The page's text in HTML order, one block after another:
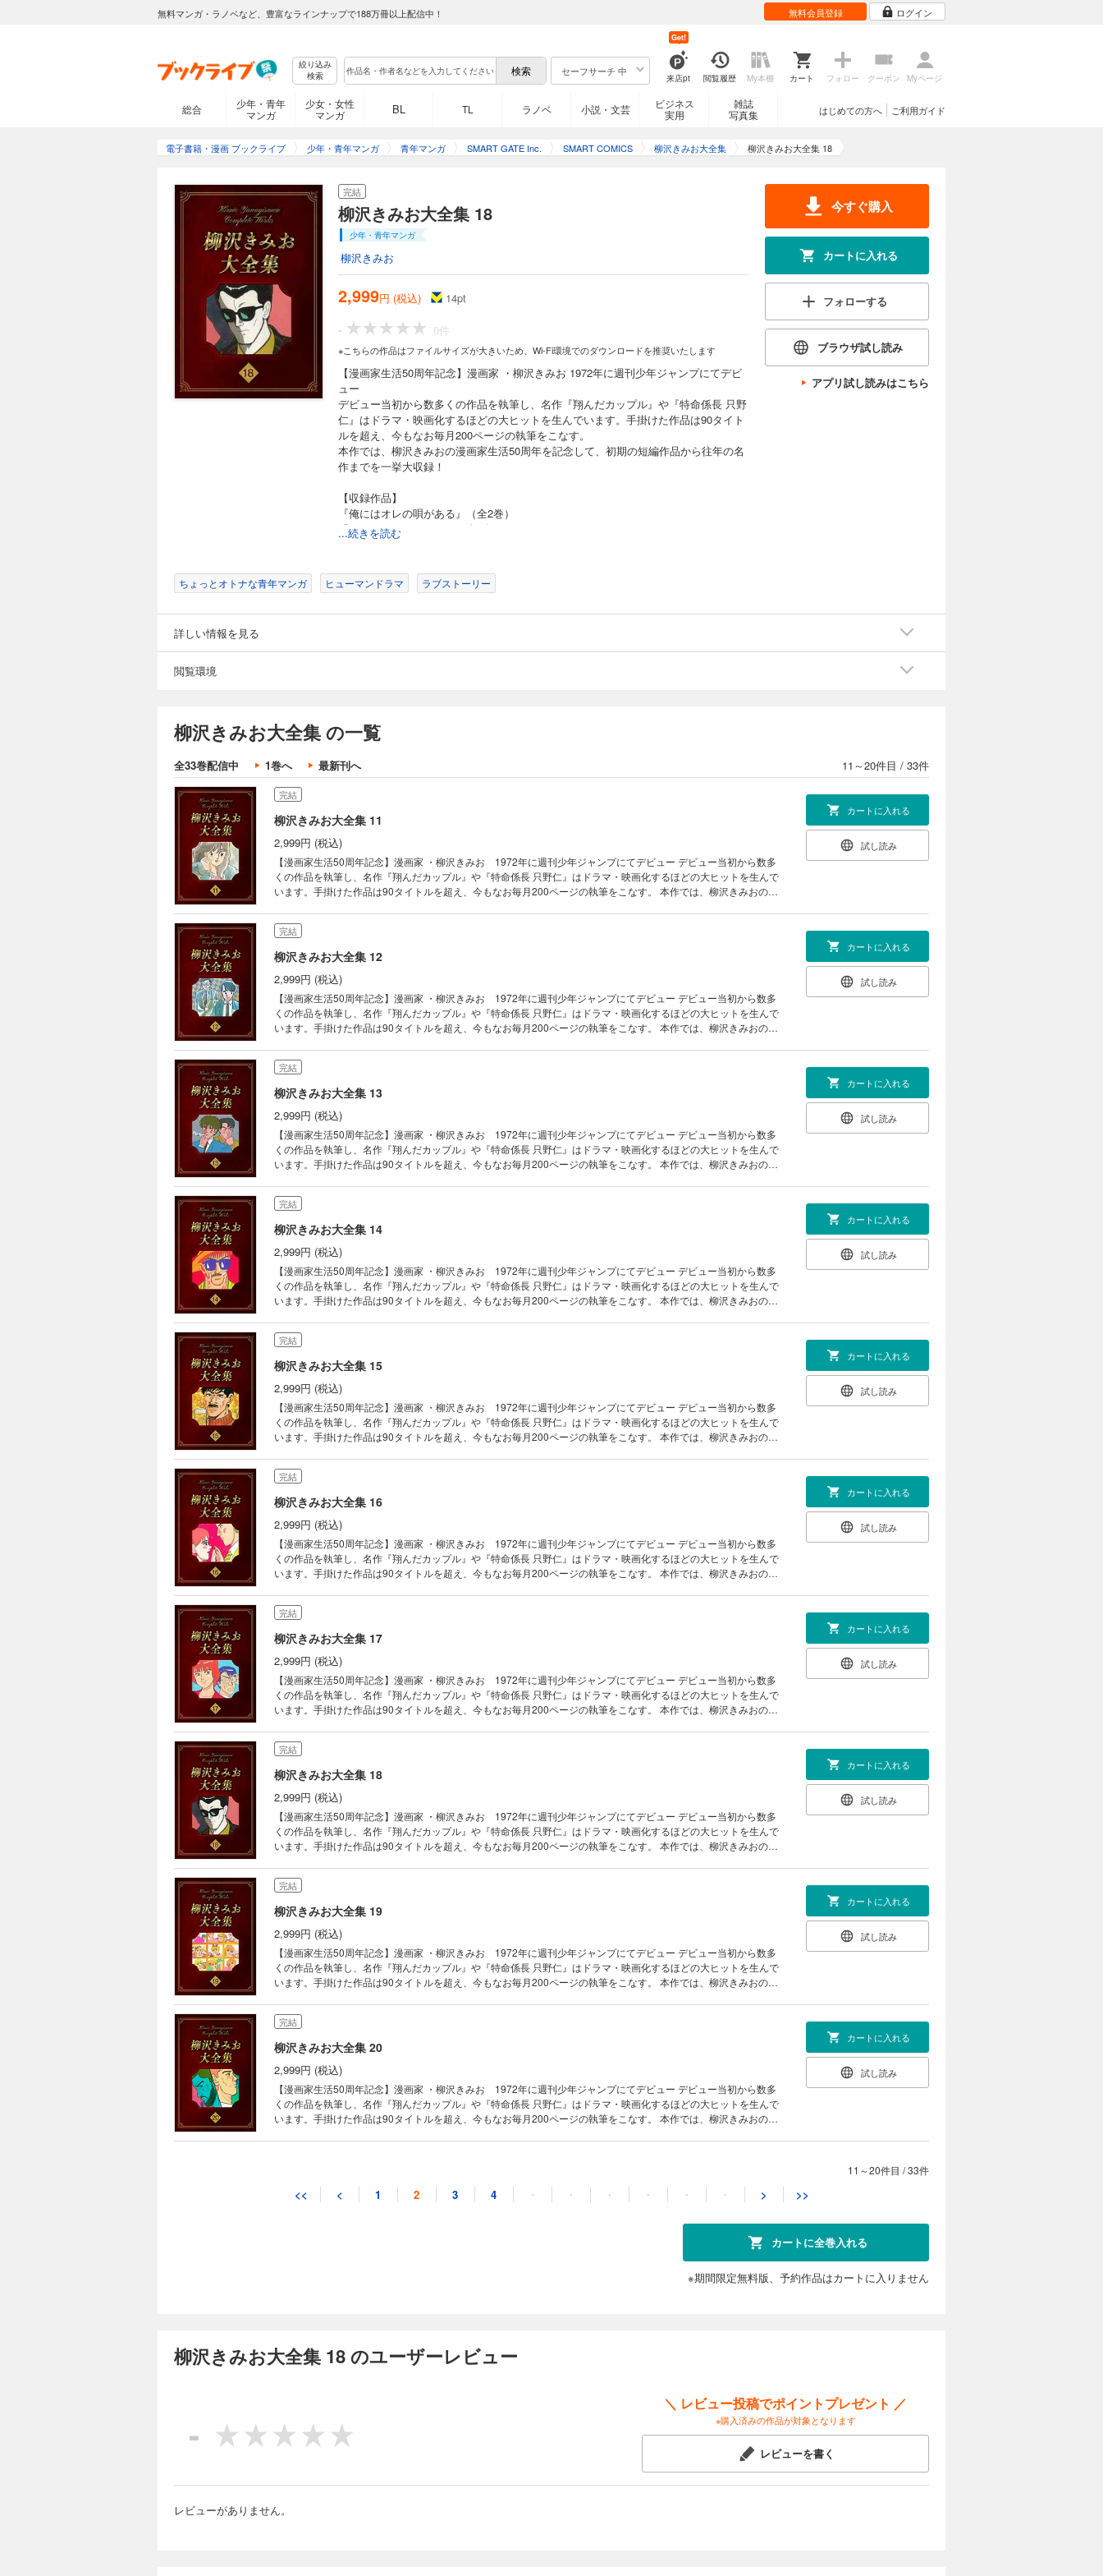
無料マンガ・ラノベなど、豊富なラインナップで188万冊以上配信中！ 無料会員登録 ログイン
絞り込み
検索
セーフサーチ 中
来店pt
Get!
閲覧履歴 My本棚 カート フォロー クーポン Myページ
総合
少年・青年
マンガ
少女・女性
マンガ
BL TL ラノベ 小説・文芸
ビジネス
実用
雑誌
写真集
ご利用ガイド
はじめての方へ
電子書籍・漫画 ブックライブ 少年・青年マンガ 青年マンガ SMART GATE Inc. SMART COMICS 柳沢きみお大全集 柳沢きみお大全集 18
完結
柳沢きみお大全集 18
少年・青年マンガ
柳沢きみお
2,999円 (税込) 14pt
- 0件
※こちらの作品はファイルサイズが大きいため、Wi-Fi環境でのダウンロードを推奨いたします
【漫画家生活50周年記念】漫画家 ・柳沢きみお 1972年に週刊少年ジャンプにてデビ
ュー
デビュー当初から数多くの作品を執筆し、名作『翔んだカップル』や『特命係長 只野
仁』はドラマ・映画化するほどの大ヒットを生んでいます。手掛けた作品は90タイト
ルを超え、今もなお毎月200ページの執筆をこなす。
本作では、柳沢きみおの漫画家生活50周年を記念して、初期の短編作品から往年の名
作までを一挙大収録！
【収録作品】
『俺にはオレの唄がある』（全2巻）
『ふしだらなフェイス』（全5巻）
『おいしい水』（全8巻）
...続きを読む
今すぐ購入
カートに入れる
フォローする
ブラウザ試し読み
アプリ試し読みはこちら
ちょっとオトナな青年マンガ ヒューマンドラマ ラブストーリー
詳しい情報を見る
閲覧環境
柳沢きみお大全集 の一覧
全33巻配信中 1巻へ 最新刊へ 11～20件目 / 33件
2,999円 (税込)
【漫画家生活50周年記念】漫画家 ・柳沢きみお 1972年に週刊少年ジャンプにてデビュー デビュー当初から数多
くの作品を執筆し、名作『翔んだカップル』や『特命係長 只野仁』はドラマ・映画化するほどの大ヒットを生んで
います。手掛けた作品は90タイトルを超え、今もなお毎月200ページの執筆をこなす。 本作では、柳沢きみおの漫
画家生活50周年を記念して、初期の短編作品から往年の名作までを一挙大収録！ 【収録作品】 『翔んだカップ
ル』（1～9巻） 『青春ときめきシリーズ』（1～4巻） 『スターズ』（全2巻）
完結
2,999円 (税込)
くの作品を執筆し、名作『翔んだカップル』や『特命係長 只野仁』はドラマ・映画化するほどの大ヒットを生んで
います。手掛けた作品は90タイトルを超え、今もなお毎月200ページの執筆をこなす。 本作では、柳沢きみおの漫
画家生活50周年を記念して、初期の短編作品から往年の名作までを一挙大収録！ 【収録作品】 『翔んだカップ
ル』（10～15巻） 『Good Girl』（全9巻）
完結
柳沢きみお大全集 7
2,999円 (税込)
【漫画家生活50周年記念】漫画家 ・柳沢きみお 1972年に週刊少年ジャンプにてデビュー デビュー当初から数多
くの作品を執筆し、名作『翔んだカップル』や『特命係長 只野仁』はドラマ・映画化するほどの大ヒットを生んで
います。手掛けた作品は90タイトルを超え、今もなお毎月200ページの執筆をこなす。 本作では、柳沢きみおの漫
画家生活50周年を記念して、初期の短編作品から往年の名作までを一挙大収録！ 【収録作品】 『新 翔んだカップ
ル』（全4巻） 『続 翔んだカップル』（全7巻） 『原宿天鵞絨館』（全1巻） 『羽なしティンカーベル』（全3巻）
カートに入れる
試し読み
完結
柳沢きみお大全集 8
2,999円 (税込)
【漫画家生活50周年記念】漫画家 ・柳沢きみお 1972年に週刊少年ジャンプにてデビュー デビュー当初から数多
くの作品を執筆し、名作『翔んだカップル』や『特命係長 只野仁』はドラマ・映画化するほどの大ヒットを生んで
画家生活50周年を記念して、初期の短編作品から往年の名作までを一挙大収録！ 【収録作品】 『翔んだカップル
21』（全5巻） 『あ！Myみかん』（全3巻）
2,999円 (税込)
【漫画家生活50周年記念】漫画家 ・柳沢きみお 1972年に週刊少年ジャンプにてデビュー デビュー当初から数多
います。手掛けた作品は90タイトルを超え、今もなお毎月200ページの執筆をこなす。 本作では、柳沢きみおの漫
【漫画家生活50周年記念】漫画家 ・柳沢きみお 1972年に週刊少年ジャンプにてデビュー デビュー当初から数多
くの作品を執筆し、名作『翔んだカップル』や『特命係長 只野仁』はドラマ・映画化するほどの大ヒットを生んで
画家生活50周年を記念して、初期の短編作品から往年の名作までを一挙大収録！ 【収録作品】 『朱に赤』（全5
巻） 『青き炎』（全6巻） 『GYM』（全2巻） 『烈拳(GYM part2)』（全2巻）
カートに入れる
完結
柳沢きみお大全集 11
2,999円 (税込)
【漫画家生活50周年記念】漫画家 ・柳沢きみお 1972年に週刊少年ジャンプにてデビュー デビュー当初から数多
くの作品を執筆し、名作『翔んだカップル』や『特命係長 只野仁』はドラマ・映画化するほどの大ヒットを生んで
います。手掛けた作品は90タイトルを超え、今もなお毎月200ページの執筆をこなす。 本作では、柳沢きみおの漫
『Ｂのアルバム』（全2巻） 『色男色女』（全2巻）
カートに入れる
試し読み
完結
柳沢きみお大全集 12
2,999円 (税込)
【漫画家生活50周年記念】漫画家 ・柳沢きみお 1972年に週刊少年ジャンプにてデビュー デビュー当初から数多
くの作品を執筆し、名作『翔んだカップル』や『特命係長 只野仁』はドラマ・映画化するほどの大ヒットを生んで
います。手掛けた作品は90タイトルを超え、今もなお毎月200ページの執筆をこなす。 本作では、柳沢きみおの漫
ション』（全7巻） 『東京BJ』（全6巻） 『ハレム参宮橋』（全1巻） 『東京千夜一夜』（全2巻）
カートに入れる
試し読み
完結
柳沢きみお大全集 13
2,999円 (税込)
【漫画家生活50周年記念】漫画家 ・柳沢きみお 1972年に週刊少年ジャンプにてデビュー デビュー当初から数多
くの作品を執筆し、名作『翔んだカップル』や『特命係長 只野仁』はドラマ・映画化するほどの大ヒットを生んで
います。手掛けた作品は90タイトルを超え、今もなお毎月200ページの執筆をこなす。 本作では、柳沢きみおの漫
（全15巻）
カートに入れる
試し読み
完結
柳沢きみお大全集 14
2,999円 (税込)
【漫画家生活50周年記念】漫画家 ・柳沢きみお 1972年に週刊少年ジャンプにてデビュー デビュー当初から数多
くの作品を執筆し、名作『翔んだカップル』や『特命係長 只野仁』はドラマ・映画化するほどの大ヒットを生んで
います。手掛けた作品は90タイトルを超え、今もなお毎月200ページの執筆をこなす。 本作では、柳沢きみおの漫
巻） 『大市民 -番外編-』（全1巻） 『大市民Ⅱ』（全2巻） 『KOUSHOKUダンディ』（全1巻） 『マルチェロ』
（全1巻）
カートに入れる
試し読み
完結
柳沢きみお大全集 15
2,999円 (税込)
【漫画家生活50周年記念】漫画家 ・柳沢きみお 1972年に週刊少年ジャンプにてデビュー デビュー当初から数多
くの作品を執筆し、名作『翔んだカップル』や『特命係長 只野仁』はドラマ・映画化するほどの大ヒットを生んで
います。手掛けた作品は90タイトルを超え、今もなお毎月200ページの執筆をこなす。 本作では、柳沢きみおの漫
（全5巻） 『大市民日記』（全6巻） 『大市民最終章』（全1巻） 『夜の紳士』（全1巻） 『俺にもくれ』（全2
巻）
カートに入れる
試し読み
完結
柳沢きみお大全集 16
2,999円 (税込)
【漫画家生活50周年記念】漫画家 ・柳沢きみお 1972年に週刊少年ジャンプにてデビュー デビュー当初から数多
くの作品を執筆し、名作『翔んだカップル』や『特命係長 只野仁』はドラマ・映画化するほどの大ヒットを生んで
います。手掛けた作品は90タイトルを超え、今もなお毎月200ページの執筆をこなす。 本作では、柳沢きみおの漫
≫形式結婚』（1～12巻） 『妖しい花』（全3巻）
カートに入れる
試し読み
完結
柳沢きみお大全集 17
2,999円 (税込)
【漫画家生活50周年記念】漫画家 ・柳沢きみお 1972年に週刊少年ジャンプにてデビュー デビュー当初から数多
くの作品を執筆し、名作『翔んだカップル』や『特命係長 只野仁』はドラマ・映画化するほどの大ヒットを生んで
います。手掛けた作品は90タイトルを超え、今もなお毎月200ページの執筆をこなす。 本作では、柳沢きみおの漫
≫形式結婚』（13～25巻） 『スーパーレディ』（全2巻）
カートに入れる
試し読み
完結
柳沢きみお大全集 18
2,999円 (税込)
【漫画家生活50周年記念】漫画家 ・柳沢きみお 1972年に週刊少年ジャンプにてデビュー デビュー当初から数多
くの作品を執筆し、名作『翔んだカップル』や『特命係長 只野仁』はドラマ・映画化するほどの大ヒットを生んで
います。手掛けた作品は90タイトルを超え、今もなお毎月200ページの執筆をこなす。 本作では、柳沢きみおの漫
がある』（全2巻） 『ふしだらなフェイス』（全5巻） 『おいしい水』（全8巻）
カートに入れる
試し読み
完結
柳沢きみお大全集 19
2,999円 (税込)
【漫画家生活50周年記念】漫画家 ・柳沢きみお 1972年に週刊少年ジャンプにてデビュー デビュー当初から数多
くの作品を執筆し、名作『翔んだカップル』や『特命係長 只野仁』はドラマ・映画化するほどの大ヒットを生んで
います。手掛けた作品は90タイトルを超え、今もなお毎月200ページの執筆をこなす。 本作では、柳沢きみおの漫
巻）
カートに入れる
試し読み
完結
柳沢きみお大全集 20
2,999円 (税込)
【漫画家生活50周年記念】漫画家 ・柳沢きみお 1972年に週刊少年ジャンプにてデビュー デビュー当初から数多
くの作品を執筆し、名作『翔んだカップル』や『特命係長 只野仁』はドラマ・映画化するほどの大ヒットを生んで
います。手掛けた作品は90タイトルを超え、今もなお毎月200ページの執筆をこなす。 本作では、柳沢きみおの漫
カートに入れる
試し読み
柳沢きみお大全集 21
2,999円 (税込)
【漫画家生活50周年記念】漫画家 ・柳沢きみお 1972年に週刊少年ジャンプにてデビュー デビュー当初から数多
くの作品を執筆し、名作『翔んだカップル』や『特命係長 只野仁』はドラマ・映画化するほどの大ヒットを生んで
います。手掛けた作品は90タイトルを超え、今もなお毎月200ページの執筆をこなす。 本作では、柳沢きみおの漫
カートに入れる
【漫画家生活50周年記念】漫画家 ・柳沢きみお 1972年に週刊少年ジャンプにてデビュー デビュー当初から数多
（全4巻） 『大好き愛せない』（全3巻） 『極棒兄弟』（全1巻） 『自分が好き』（全3巻） 『次男物語』（全4
巻）
完結
くの作品を執筆し、名作『翔んだカップル』や『特命係長 只野仁』はドラマ・映画化するほどの大ヒットを生んで
11～20件目 /33件
<< < 1 2 3 4 ・ ・ ・ ・ ・ ・ > >>
カートに全巻入れる
※期間限定無料版、予約作品はカートに入りません
柳沢きみお大全集 18 のユーザーレビュー
-
＼ レビュー投稿でポイントプレゼント ／
※購入済みの作品が対象となります
レビューを書く
レビューがありません。